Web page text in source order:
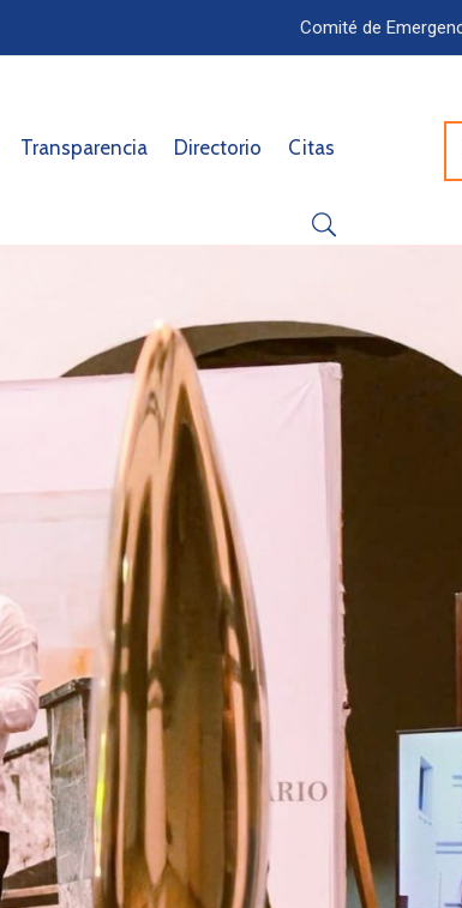
Comité de
Transparencia Directorio Citas